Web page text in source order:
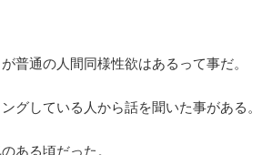
普通の人間同様性欲はあるって事だ。
グしている人から話を聞いた事がある。
ある頃だった。